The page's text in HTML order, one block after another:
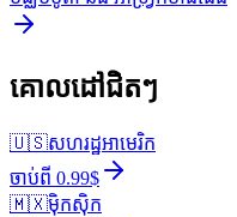
គោលដៅជិតៗ
🇺🇸សហរដ្ឋអាមេរិក
ចាប់ពី 0.99$
🇲🇽ម៉ិកស៊ិក